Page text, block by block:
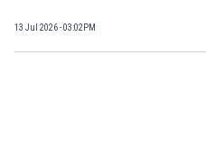
13 Jul 2026 - 03:02PM